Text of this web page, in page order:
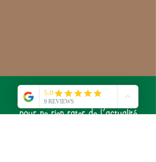
Abonnez-vous à notre newsletter
pour ne rien rater de l'actualité